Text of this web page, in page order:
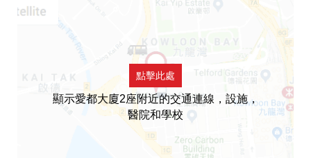
點擊此處
顯示愛都大廈2座附近的交通連線，設施，
醫院和學校